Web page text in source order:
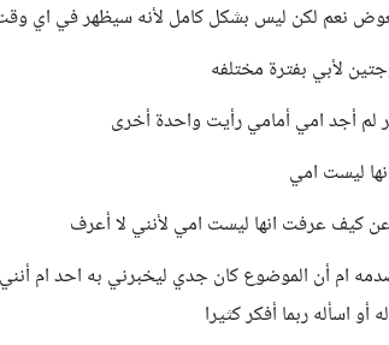
نعم لكن ليس بشكل كامل لأنه سيظهر في اي
لأبي بفترة مختلفه
لم أجد امي أمامي رأيت واحدة أخرى
ليست امي
كيف عرفت انها ليست امي لأنني لا أعرف
ام أن الموضوع كان جدي ليخبرني به احد ام
أو اسأله ربما أفكر كثيرا